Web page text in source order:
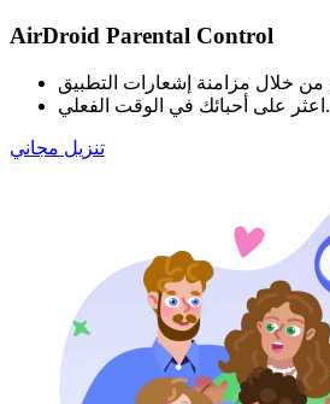
AirDroid Parental Control
اعثر على أحبائك في الوقت الفعلي.
تنزيل مجاني